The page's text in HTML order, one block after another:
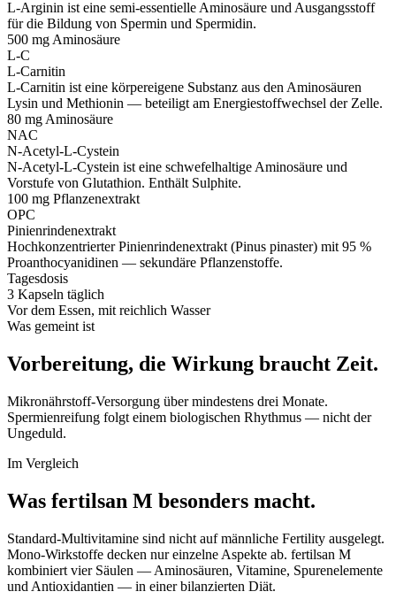
L-Arginin ist eine semi-essentielle Aminosäure und Ausgangsstoff
für die Bildung von Spermin und Spermidin.
500 mg Aminosäure
L-C
L-Carnitin
L-Carnitin ist eine körpereigene Substanz aus den Aminosäuren
Lysin und Methionin — beteiligt am Energiestoffwechsel der Zelle.
80 mg Aminosäure
NAC
N-Acetyl-L-Cystein
N-Acetyl-L-Cystein ist eine schwefelhaltige Aminosäure und
Vorstufe von Glutathion. Enthält Sulphite.
100 mg Pflanzenextrakt
OPC
Pinienrindenextrakt
Hochkonzentrierter Pinienrindenextrakt (Pinus pinaster) mit 95 %
Proanthocyanidinen — sekundäre Pflanzenstoffe.
Tagesdosis
3 Kapseln täglich
Vor dem Essen, mit reichlich Wasser
Was gemeint ist
Vorbereitung, die Wirkung braucht Zeit.
Mikronährstoff-Versorgung über mindestens drei Monate.
Spermienreifung folgt einem biologischen Rhythmus — nicht der
Ungeduld.
Im Vergleich
Was fertilsan M besonders macht.
Standard-Multivitamine sind nicht auf männliche Fertility ausgelegt.
Mono-Wirkstoffe decken nur einzelne Aspekte ab. fertilsan M
kombiniert vier Säulen — Aminosäuren, Vitamine, Spurenelemente
und Antioxidantien — in einer bilanzierten Diät.